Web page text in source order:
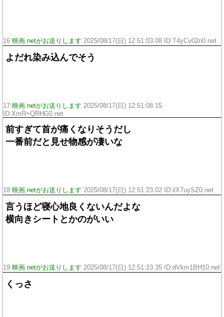
16:映画.netがお送りします 2025/08/17(日) 12:51:03.08 ID:T4yCv02n0.net
よだれ染み込んでそう
17:映画.netがお送りします 2025/08/17(日) 12:51:08.15
ID:XmR+QRHG0.net
前すぎて首が痛くなりそうだし
一番前だと見せ物感が凄いな
18:映画.netがお送りします 2025/08/17(日) 12:51:23.02 ID:ilX7uySZ0.net
言うほど寝心地良くないんだよな
横向きシートとかのがいい
19:映画.netがお送りします 2025/08/17(日) 12:51:23.35 ID:dVkm1BH10.net
くっさ